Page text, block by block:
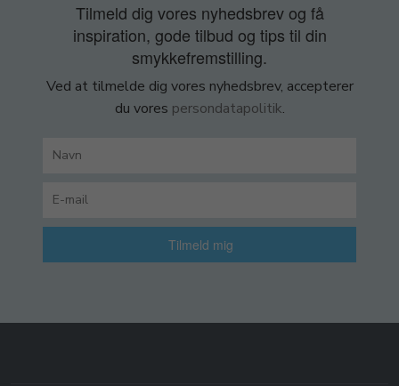
Tilmeld dig vores nyhedsbrev og få
inspiration, gode tilbud og tips til din
smykkefremstilling.
Ved at tilmelde dig vores nyhedsbrev, accepterer
du vores persondatapolitik.
Tilmeld mig